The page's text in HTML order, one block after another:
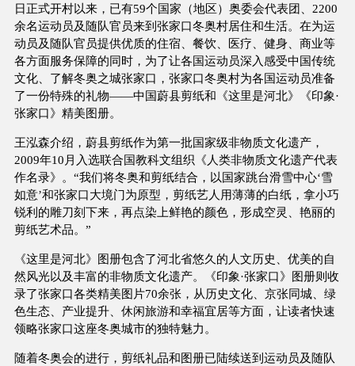
日正式开村以来，已有59个国家（地区）奥委会代表团、2200
余名运动员及随队官员来到张家口冬奥村居住和生活。在为运
动员及随队官员提供优质的住宿、餐饮、医疗、健身、商业等
各方面服务保障的同时，为了让各国运动员深入感受中国传统
文化、了解冬奥之城张家口，张家口冬奥村为各国运动员准备
了一份特殊的礼物——中国蔚县剪纸和《这里是河北》《印象·
张家口》精美图册。
王泓森介绍，蔚县剪纸作为第一批国家级非物质文化遗产，
2009年10月入选联合国教科文组织《人类非物质文化遗产代表
作名录》。“我们将冬奥和剪纸结合，以国家跳台滑雪中心‘雪
如意’和张家口大境门为原型，剪纸艺人用薄薄的白纸，拿小巧
锐利的雕刀刻下来，再点染上鲜艳的颜色，形成空灵、艳丽的
剪纸艺术品。”
《这里是河北》图册包含了河北省悠久的人文历史、优美的自
然风光以及丰富的非物质文化遗产。《印象·张家口》图册则收
录了张家口各类精美图片70余张，从历史文化、京张同城、绿
色生态、产业提升、休闲旅游和幸福宜居等方面，让读者快速
领略张家口这座冬奥城市的独特魅力。
随着冬奥会的进行，剪纸礼品和图册已陆续送到运动员及随队